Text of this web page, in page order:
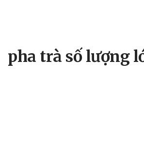
pha trà số lượng